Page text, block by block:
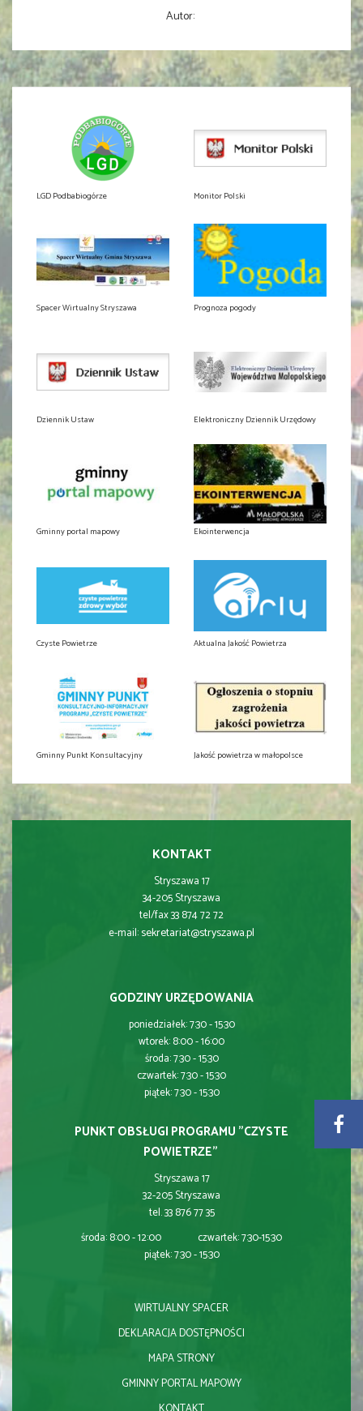
Autor:
LGD Podbabiogórze Monitor Polski
Spacer Wirtualny Stryszawa Prognoza pogody
Dziennik Ustaw Elektroniczny Dziennik Urzędowy
Gminny portal mapowy Ekointerwencja
Czyste Powietrze Aktualna Jakość Powietrza
Gminny Punkt Konsultacyjny Jakość powietrza w małopolsce
KONTAKT
Stryszawa 17
34-205 Stryszawa
tel/fax 33 874 72 72
e-mail:sekretariat@stryszawa.pl
GODZINY URZĘDOWANIA
poniedziałek: 7:30 - 15:30
wtorek: 8:00 - 16:00
środa: 7:30 - 15:30
czwartek: 7:30 - 15:30
piątek: 7:30 - 15:30
PUNKT OBSŁUGI PROGRAMU "CZYSTE
POWIETRZE"
Stryszawa 17
32-205 Stryszawa
tel. 33 876 77 35
środa: 8:00 - 12:00 czwartek: 7:30-15:30
piątek: 7:30 - 15:30
WIRTUALNY SPACER
DEKLARACJA DOSTĘPNOŚCI
MAPA STRONY
GMINNY PORTAL MAPOWY